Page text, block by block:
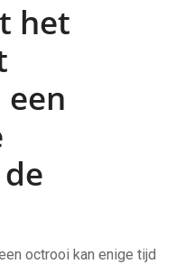
het
octrooi kan enige tijd